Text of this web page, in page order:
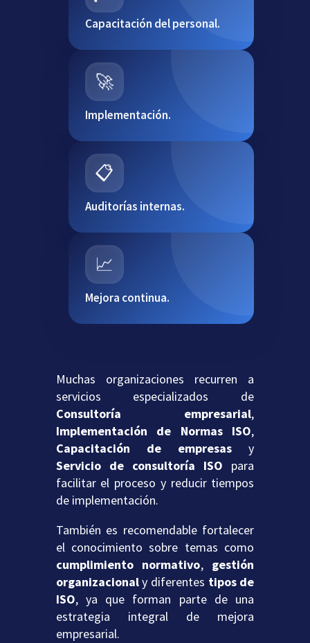
Capacitación del personal.
🚀
Implementación.
📋
Auditorías internas.
📈
Mejora continua.
Muchas organizaciones recurren a
servicios especializados de
Consultoría empresarial,
Implementación de Normas ISO,
Capacitación de empresas y
Servicio de consultoría ISO para
facilitar el proceso y reducir tiempos
de implementación.
También es recomendable fortalecer
el conocimiento sobre temas como
cumplimiento normativo, gestión
organizacionaly diferentes tipos de
ISO, ya que forman parte de una
estrategia integral de mejora
empresarial.